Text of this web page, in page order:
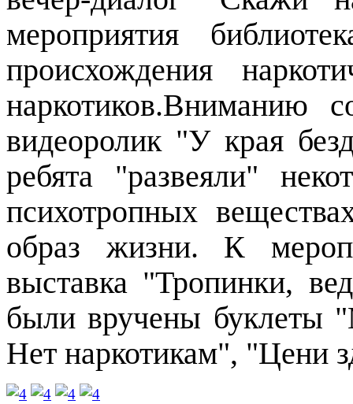
мероприятия
происхождения
наркотиков.Вниманию
видеоролик "У края
ребята "развеяли"
психотропных
образ жизни. К
выставка "Тропинки,
были вручены
Нет наркотикам", "Цени